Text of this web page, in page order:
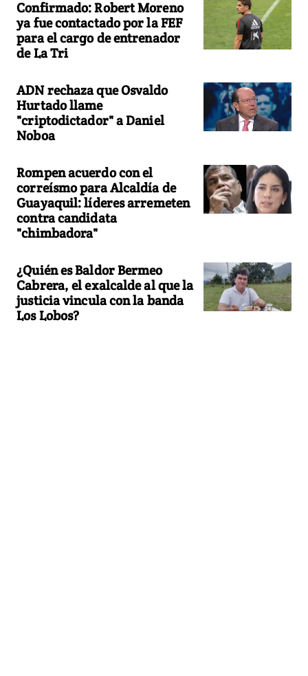
Confirmado: Robert Moreno
ya fue contactado por la FEF
para el cargo de entrenador
de La Tri
ADN rechaza que Osvaldo
Hurtado llame
"criptodictador" a Daniel
Noboa
Rompen acuerdo con el
correísmo para Alcaldía de
Guayaquil: líderes arremeten
contra candidata
"chimbadora"
¿Quién es Baldor Bermeo
Cabrera, el exalcalde al que la
justicia vincula con la banda
Los Lobos?